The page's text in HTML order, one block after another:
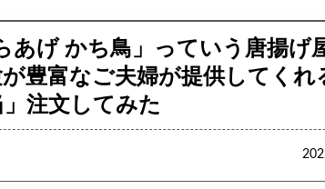
あげ かち鳥」っていう唐揚げ
豊富なご夫婦が提供してくれ
注文してみた